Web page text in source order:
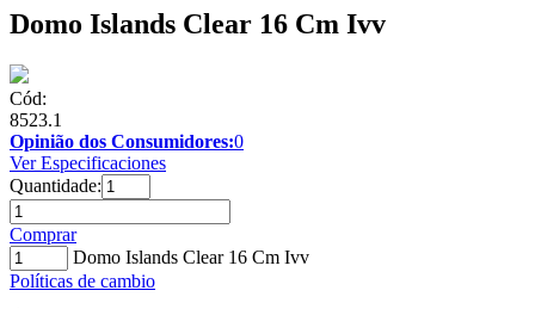
Domo Islands Clear 16 Cm Ivv
Cód:
8523.1
Opinião dos Consumidores:0
Ver Especificaciones
Quantidade:
Comprar
Domo Islands Clear 16 Cm Ivv
Políticas de cambio